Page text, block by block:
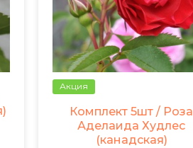
Акция
Комплект 5шт / Роза
Аделаида Худлес
(канадская)